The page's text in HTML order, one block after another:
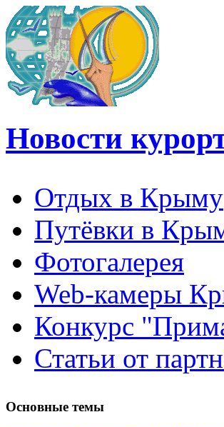
Новости
Отдых в Крыму
Путёвки в
Фотогалерея
Web-камеры
Конкурс
Статьи от
Основные темы